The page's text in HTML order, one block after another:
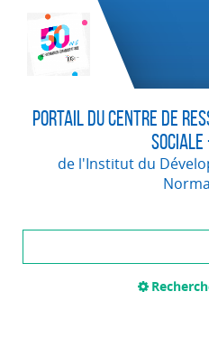
Portail du Centre de
Sociale
de l'Institut du